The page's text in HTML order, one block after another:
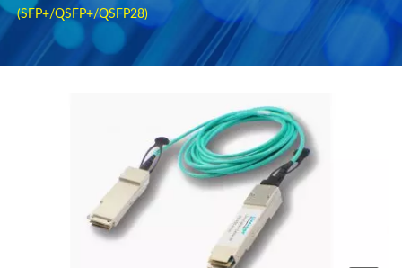
(SFP+/QSFP+/QSFP28)